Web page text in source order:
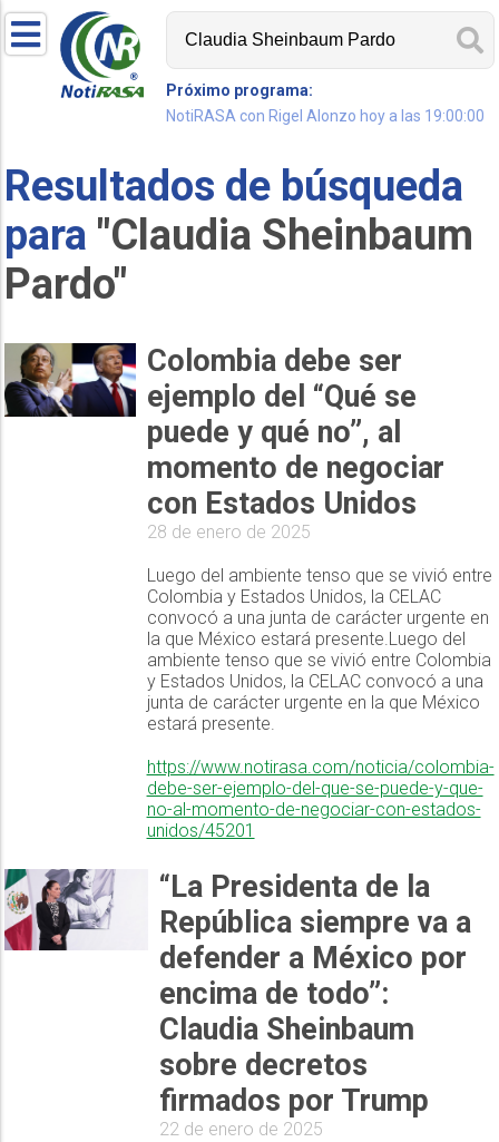
Próximo programa:
NotiRASA con Rigel Alonzo hoy a las 19:00:00
Resultados de búsqueda
para "Claudia Sheinbaum
Pardo"
Colombia debe ser
ejemplo del “Qué se
puede y qué no”, al
momento de negociar
con Estados Unidos
28 de enero de 2025
Luego del ambiente tenso que se vivió entre
Colombia y Estados Unidos, la CELAC
convocó a una junta de carácter urgente en
la que México estará presente.Luego del
ambiente tenso que se vivió entre Colombia
y Estados Unidos, la CELAC convocó a una
junta de carácter urgente en la que México
estará presente.
https://www.notirasa.com/noticia/colombia-
debe-ser-ejemplo-del-que-se-puede-y-que-
no-al-momento-de-negociar-con-estados-
unidos/45201
“La Presidenta de la
República siempre va a
defender a México por
encima de todo”:
Claudia Sheinbaum
sobre decretos
firmados por Trump
22 de enero de 2025